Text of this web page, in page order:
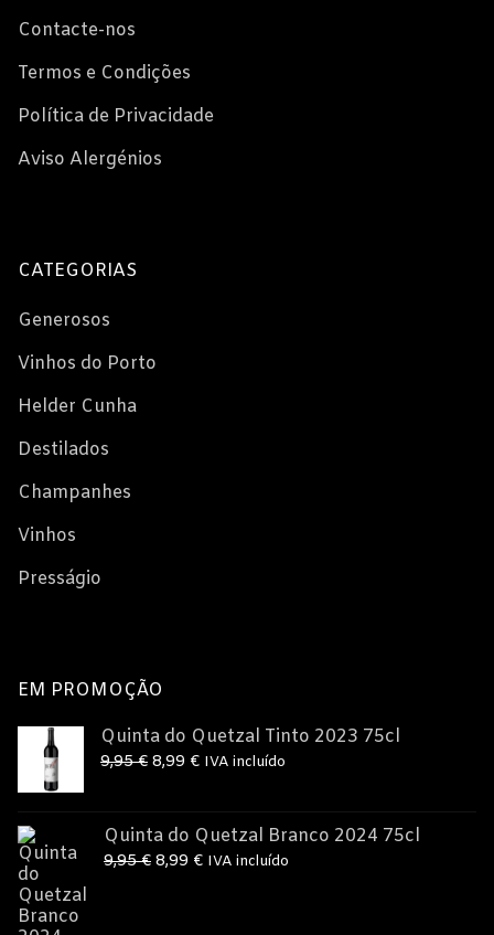
Contacte-nos
Termos e Condições
Política de Privacidade
Aviso Alergénios
CATEGORIAS
Generosos
Vinhos do Porto
Helder Cunha
Destilados
Champanhes
Vinhos
Presságio
EM PROMOÇÃO
Quinta do Quetzal Tinto 2023 75cl
9,95€ O
era:
9,95 €.
8,99 €O
é:
8,99 €.
IVA incluído
Quinta do Quetzal Branco 2024 75cl
9,95€ O
8,99 €OIVA incluído